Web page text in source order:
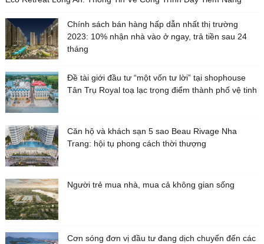
Chính sách bán hàng hấp dẫn nhất thị trường
2023: 10% nhận nhà vào ở ngay, trả tiền sau 24
tháng
Đề tài giới đầu tư “một vốn tư lời” tại shophouse
Tân Trụ Royal toạ lạc trọng điểm thành phố vệ tinh
Căn hộ và khách sạn 5 sao Beau Rivage Nha
Trang: hội tụ phong cách thời thượng
Người trẻ mua nhà, mua cả không gian sống
Cơn sóng đơn vị đầu tư đang dịch chuyển đến các